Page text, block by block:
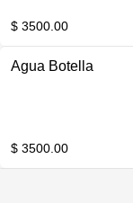
$ 3500.00
Agua Botella
$ 3500.00